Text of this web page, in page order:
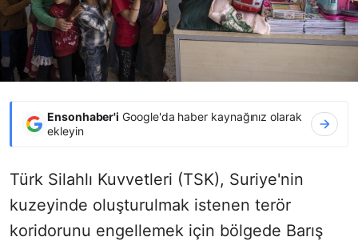
Ensonhaber'i Google'da haber kaynağınız olarak
ekleyin
Türk Silahlı Kuvvetleri (TSK), Suriye'nin
kuzeyinde oluşturulmak istenen terör
koridorunu engellemek için bölgede Barış